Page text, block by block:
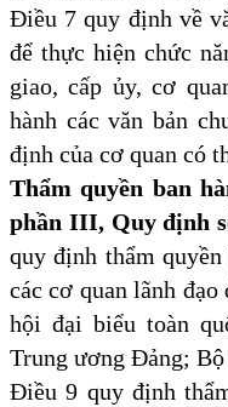
Điều 7 quy định về
để thực hiện chức
giao, cấp ủy, cơ
hành các văn bản
định của cơ quan có
Thẩm quyền ban
phần III, Quy định
quy định thẩm
các cơ quan lãnh
hội đại biểu toàn
Trung ương Đảng;
Điều 9 quy định